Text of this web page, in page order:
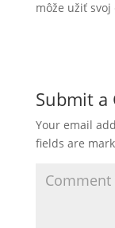
môže užiť svoj
Submit a
Your email
fields are